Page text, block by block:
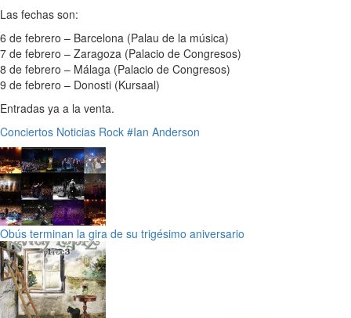
Las fechas son:
6 de febrero – Barcelona (Palau de la música)
7 de febrero – Zaragoza (Palacio de Congresos)
8 de febrero – Málaga (Palacio de Congresos)
9 de febrero – Donosti (Kursaal)
Entradas ya a la venta.
Conciertos Noticias Rock #Ian Anderson
Obús terminan la gira de su trigésimo aniversario